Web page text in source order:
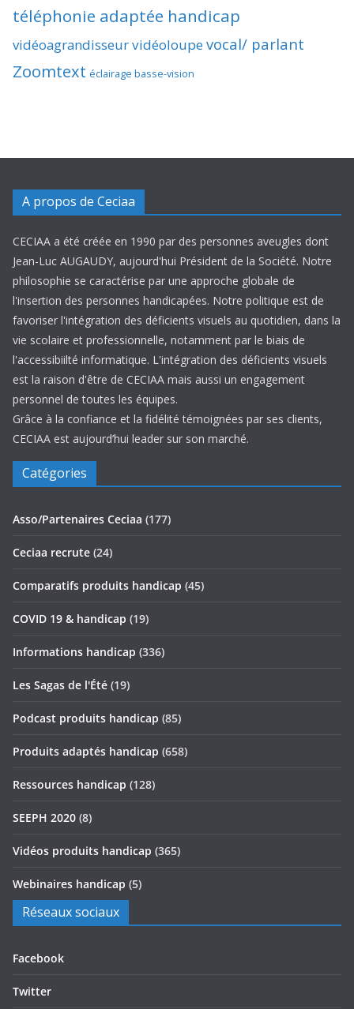
téléphonie adaptée handicap
vidéoagrandisseurvidéoloupevocal/ parlant
Zoomtext éclairage basse-vision
A propos de Ceciaa
CECIAA a été créée en 1990 par des personnes aveugles dont
Jean-Luc AUGAUDY, aujourd'hui Président de la Société. Notre
philosophie se caractérise par une approche globale de
l'insertion des personnes handicapées. Notre politique est de
favoriser l'intégration des déficients visuels au quotidien, dans la
vie scolaire et professionnelle, notamment par le biais de
l'accessibiilté informatique. L'intégration des déficients visuels
est la raison d'être de CECIAA mais aussi un engagement
personnel de toutes les équipes.
Grâce à la confiance et la fidélité témoignées par ses clients,
CECIAA est aujourd’hui leader sur son marché.
Catégories
Asso/Partenaires Ceciaa (177)
Ceciaa recrute (24)
Comparatifs produits handicap (45)
COVID 19 & handicap (19)
Informations handicap (336)
Les Sagas de l'Été (19)
Podcast produits handicap (85)
Produits adaptés handicap (658)
Ressources handicap (128)
SEEPH 2020 (8)
Vidéos produits handicap (365)
Webinaires handicap (5)
Réseaux sociaux
Facebook
Twitter